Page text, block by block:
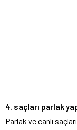
4. saçları parlak
Parlak ve canlı